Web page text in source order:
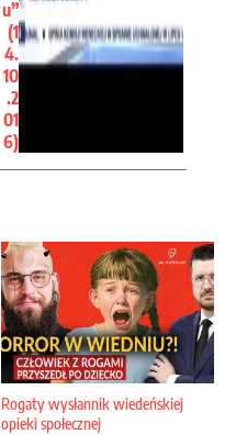
u”
(1
4.
10
.2
01
6)
Rogaty wysłannik wiedeńskiej
opieki społecznej